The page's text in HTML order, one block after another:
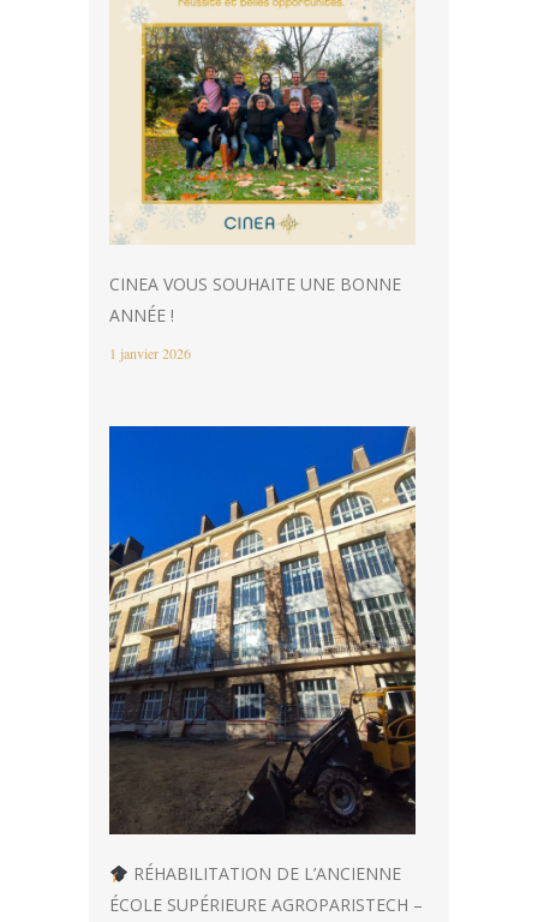
CINEA VOUS SOUHAITE UNE BONNE
ANNÉE !
1 janvier 2026
RÉHABILITATION DE L’ANCIENNE
ÉCOLE SUPÉRIEURE AGROPARISTECH –